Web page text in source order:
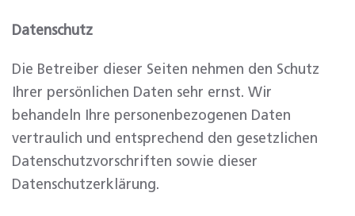
Datenschutz
Die Betreiber dieser Seiten nehmen den Schutz
Ihrer persönlichen Daten sehr ernst. Wir
behandeln Ihre personenbezogenen Daten
vertraulich und entsprechend den gesetzlichen
Datenschutzvorschriften sowie dieser
Datenschutzerklärung.